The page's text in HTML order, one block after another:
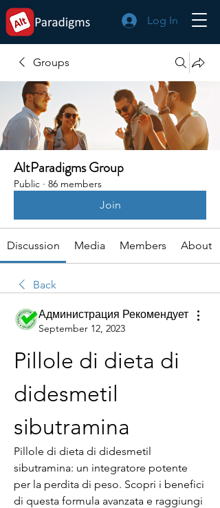
Log In
Groups
AltParadigms Group
Public · 86 members
Join
Discussion Media Members About
Back
Администрация Рекомендует
September 12, 2023
Pillole di dieta di
didesmetil
sibutramina
Pillole di dieta di didesmetil
sibutramina: un integratore potente
per la perdita di peso. Scopri i benefici
di questa formula avanzata e raggiungi